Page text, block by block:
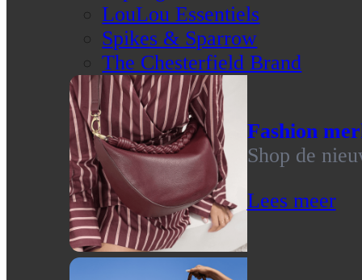
LouLou Essentiels
Spikes & Sparrow
The Chesterfield Brand
Fashion
Shop de
Lees meer